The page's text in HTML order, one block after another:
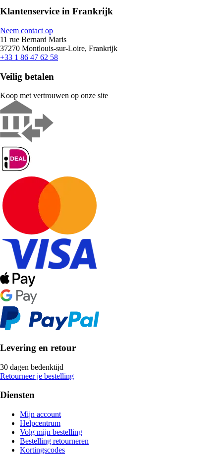
Klantenservice in Frankrijk
Neem contact op
11 rue Bernard Maris
37270 Montlouis-sur-Loire, Frankrijk
+33 1 86 47 62 58
Veilig betalen
Koop met vertrouwen op onze site
Levering en retour
30 dagen bedenktijd
Retourneer je bestelling
Diensten
Mijn account
Helpcentrum
Volg mijn bestelling
Bestelling retourneren
Kortingscodes